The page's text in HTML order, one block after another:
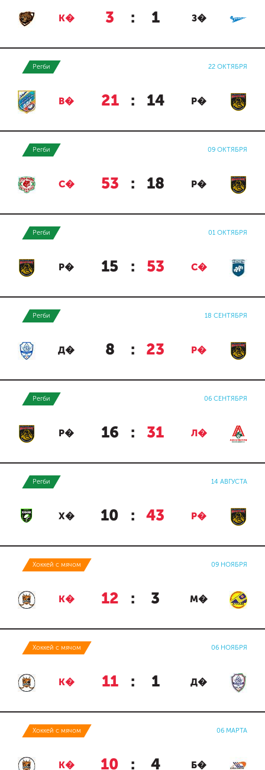
К� 3 : 1 З�
Регби 22 ОКТЯБРЯ
В� 21 : 14 Р�
Регби 09 ОКТЯБРЯ
С� 53 : 18 Р�
Регби 01 ОКТЯБРЯ
Р� 15 : 53 С�
Регби 18 СЕНТЯБРЯ
Д� 8 : 23 Р�
Регби 06 СЕНТЯБРЯ
Р� 16 : 31 Л�
Регби 14 АВГУСТА
Х� 10 : 43 Р�
Хоккей с мячом 09 НОЯБРЯ
К� 12 : 3 М�
Хоккей с мячом 06 НОЯБРЯ
К� 11 : 1 Д�
Хоккей с мячом 06 МАРТА
К� 10 : 4 Б�